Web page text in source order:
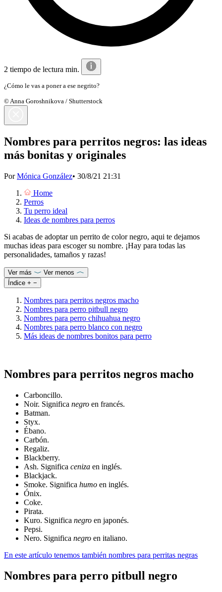
2 tiempo de lectura min.
¿Cómo le vas a poner a ese negrito?
© Anna Goroshnikova / Shutterstock
Nombres para perritos negros: las ideas
más bonitas y originales
PorMónica González• 30/8/21 21:31
Home
Perros
Tu perro ideal
Ideas de nombres para perros
Si acabas de adoptar un perrito de color negro, aqui te dejamos
muchas ideas para escoger su nombre. ¡Hay para todas las
personalidades, tamaños y razas!
Ver más
Ver menos
Índice + −
Nombres para perritos negros macho
Nombres para perro pitbull negro
Nombres para perro chihuahua negro
Nombres para perro blanco con negro
Más ideas de nombres bonitos para perro
Nombres para perritos negros macho
Carboncillo.
Noir. Significa negro en francés.
Batman.
Styx.
Ébano.
Carbón.
Regaliz.
Blackberry.
Ash. Significa ceniza en inglés.
Blackjack.
Smoke. Significa humo en inglés.
Ónix.
Coke.
Pirata.
Kuro. Significa negro en japonés.
Pepsi.
Nero. Significa negro en italiano.
En este artículo tenemos también nombres para perritas negras
Nombres para perro pitbull negro